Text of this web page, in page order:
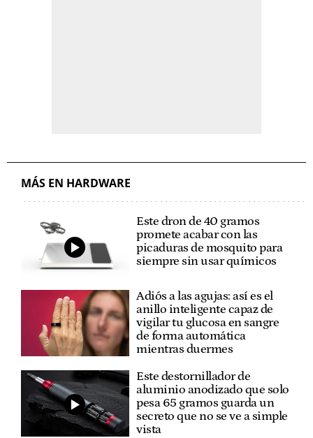
MÁS EN HARDWARE
Este dron de 40 gramos
promete acabar con las
picaduras de mosquito para
siempre sin usar químicos
Adiós a las agujas: así es el
anillo inteligente capaz de
vigilar tu glucosa en sangre
de forma automática
mientras duermes
Este destornillador de
aluminio anodizado que solo
pesa 65 gramos guarda un
secreto que no se ve a simple
vista